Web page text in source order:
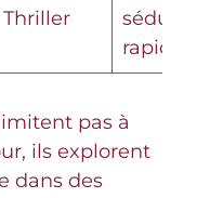
Thriller
rapide
pas à
ils explorent
dans des